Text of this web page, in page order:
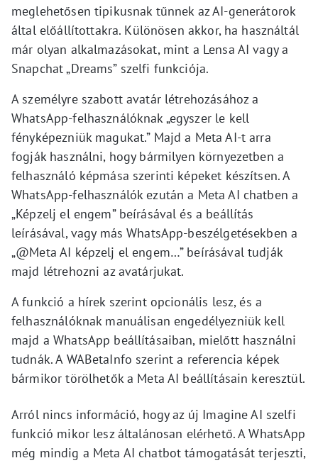
meglehetősen tipikusnak tűnnek az AI-generátorok
által előállítottakra. Különösen akkor, ha használtál
már olyan alkalmazásokat, mint a Lensa AI vagy a
Snapchat „Dreams” szelfi funkciója.
A személyre szabott avatár létrehozásához a
WhatsApp-felhasználóknak „egyszer le kell
fényképezniük magukat.” Majd a Meta AI-t arra
fogják használni, hogy bármilyen környezetben a
felhasználó képmása szerinti képeket készítsen. A
WhatsApp-felhasználók ezután a Meta AI chatben a
„Képzelj el engem” beírásával és a beállítás
leírásával, vagy más WhatsApp-beszélgetésekben a
„@Meta AI képzelj el engem…” beírásával tudják
majd létrehozni az avatárjukat.
A funkció a hírek szerint opcionális lesz, és a
felhasználóknak manuálisan engedélyezniük kell
majd a WhatsApp beállításaiban, mielőtt használni
tudnák. A WABetaInfo szerint a referencia képek
bármikor törölhetők a Meta AI beállításain keresztül.
Arról nincs információ, hogy az új Imagine AI szelfi
funkció mikor lesz általánosan elérhető. A WhatsApp
még mindig a Meta AI chatbot támogatását terjeszti,